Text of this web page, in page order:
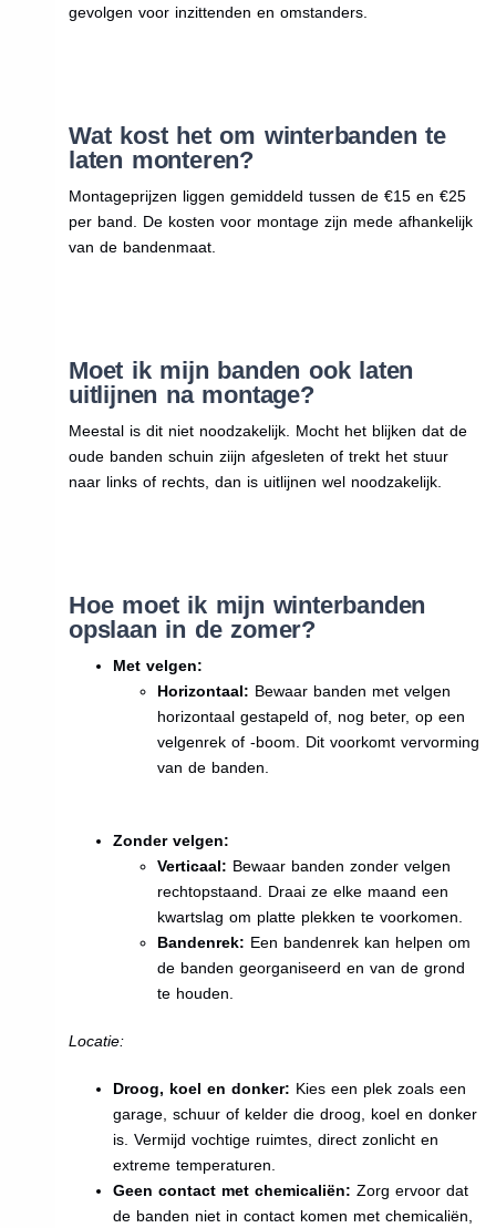
gevolgen voor inzittenden en omstanders.
Wat kost het om winterbanden te
laten monteren?
Montageprijzen liggen gemiddeld tussen de €15 en €25
per band. De kosten voor montage zijn mede afhankelijk
van de bandenmaat.
Moet ik mijn banden ook laten
uitlijnen na montage?
Meestal is dit niet noodzakelijk. Mocht het blijken dat de
oude banden schuin ziijn afgesleten of trekt het stuur
naar links of rechts, dan is uitlijnen wel noodzakelijk.
Hoe moet ik mijn winterbanden
opslaan in de zomer?
Met velgen:
Horizontaal: Bewaar banden met velgen
horizontaal gestapeld of, nog beter, op een
velgenrek of -boom. Dit voorkomt vervorming
van de banden.
Zonder velgen:
Verticaal: Bewaar banden zonder velgen
rechtopstaand. Draai ze elke maand een
kwartslag om platte plekken te voorkomen.
Bandenrek: Een bandenrek kan helpen om
de banden georganiseerd en van de grond
te houden.
Locatie:
Droog, koel en donker: Kies een plek zoals een
garage, schuur of kelder die droog, koel en donker
is. Vermijd vochtige ruimtes, direct zonlicht en
extreme temperaturen.
Geen contact met chemicaliën: Zorg ervoor dat
de banden niet in contact komen met chemicaliën,